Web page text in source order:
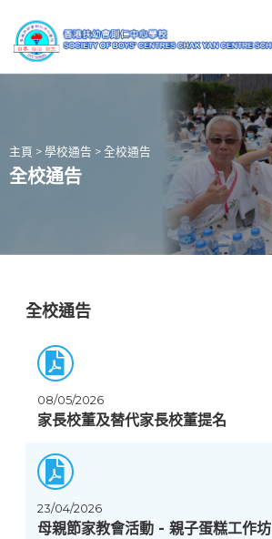
主頁 > 學校通告 > 全校通告
全校通告
全校通告
08/05/2026
家長校董及替代家長校董提名
23/04/2026
母親節家教會活動 - 親子蛋糕工作坊